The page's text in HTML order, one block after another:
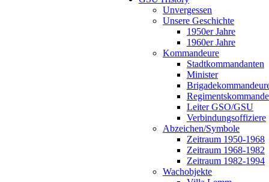
Unvergessen
Unsere Geschichte
1950er Jahre
1960er Jahre
Kommandeure
Stadtkommandanten
Minister
Leiter GSO/GSU
Verbindungsoffiziere
Abzeichen/Symbole
Zeitraum 1950-1968
Zeitraum 1968-1982
Zeitraum 1982-1994
Wachobjekte